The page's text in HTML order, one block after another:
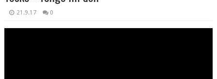
21.9.17 0